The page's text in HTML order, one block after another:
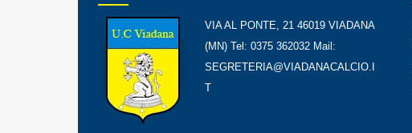
VIA AL PONTE, 21 46019 VIADANA
(MN) Tel: 0375 362032 Mail:
SEGRETERIA@VIADANACALCIO.I
T